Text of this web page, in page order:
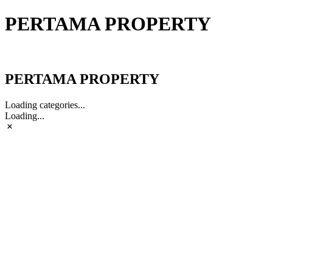
PERTAMA PROPERTY
PERTAMA PROPERTY
Loading categories...
Loading...